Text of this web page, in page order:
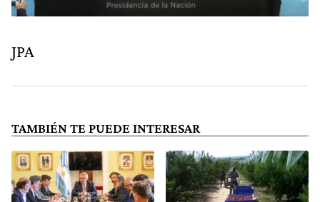
JPA
TAMBIÉN TE PUEDE INTERESAR